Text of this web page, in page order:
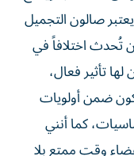
صالون التجميل
تُحدث اختلافاً في
تأثير فعال،
ضمن أولويات
كما أنني